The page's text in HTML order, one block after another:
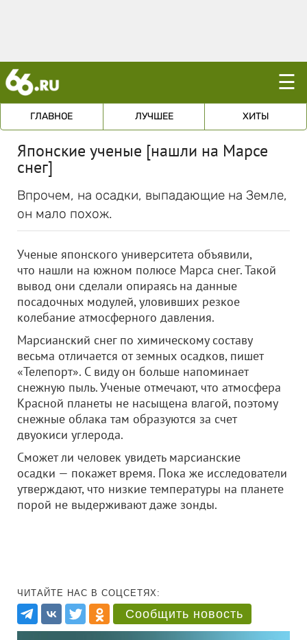
☰
ГЛАВНОЕ ЛУЧШЕЕ ХИТЫ
Японские ученые [нашли на Марсе
снег]
Впрочем, на осадки, выпадающие на Земле,
он мало похож.
Ученые японского университета объявили,
что нашли на южном полюсе Марса снег. Такой
вывод они сделали опираясь на данные
посадочных модулей, уловивших резкое
колебание атмосферного давления.
Марсианский снег по химическому составу
весьма отличается от земных осадков, пишет
«Телепорт». С виду он больше напоминает
снежную пыль. Ученые отмечают, что атмосфера
Красной планеты не насыщена влагой, поэтому
снежные облака там образуются за счет
двуокиси углерода.
Сможет ли человек увидеть марсианские
осадки — покажет время. Пока же исследователи
утверждают, что низкие температуры на планете
порой не выдерживают даже зонды.
ЧИТАЙТЕ НАС В СОЦСЕТЯХ:
Сообщить новость